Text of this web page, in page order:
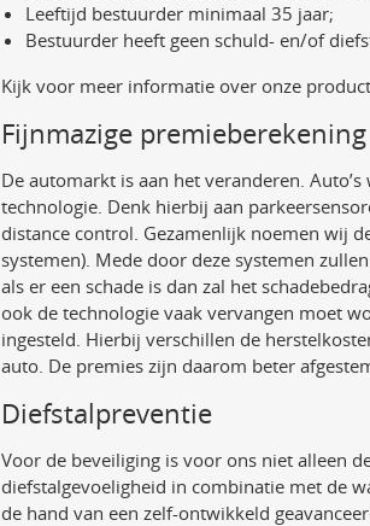
Leeftijd bestuurder minimaal 35 jaar;
Bestuurder heeft geen schuld- en/of
Kijk voor meer informatie over onze
Fijnmazige premieberekening
De automarkt is aan het veranderen.
technologie. Denk hierbij aan
distance control. Gezamenlijk noemen wij
systemen). Mede door deze systemen
als er een schade is dan zal het
ook de technologie vaak vervangen moet
ingesteld. Hierbij verschillen de
auto. De premies zijn daarom beter
Diefstalpreventie
Voor de beveiliging is voor ons niet alleen
diefstalgevoeligheid in combinatie met de
de hand van een zelf-ontwikkeld